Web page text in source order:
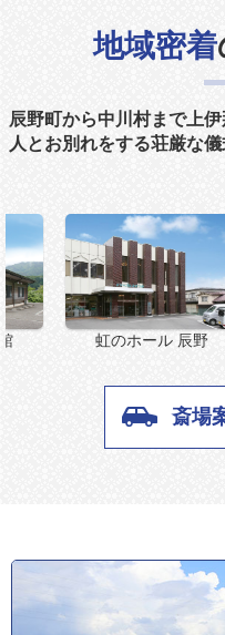
地域密着
辰野町から中川村まで上
人とお別れをする荘厳な
虹のホール 辰野
斎場